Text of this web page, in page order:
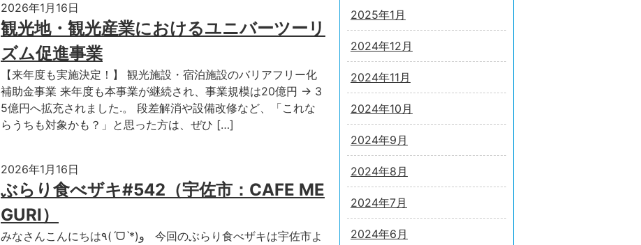
2026年1月16日
観光地・観光産業におけるユニバーツーリ
ズム促進事業
【来年度も実施決定！】 観光施設・宿泊施設のバリアフリー化
補助金事業 来年度も本事業が継続され、事業規模は20億円 → 3
5億円へ拡充されました.。 段差解消や設備改修など、「これな
らうちも対象かも？」と思った方は、ぜひ […]
2026年1月16日
ぶらり食べザキ#542（宇佐市：CAFE ME
GURI）
みなさんこんにちは٩(ˊᗜˋ*)و 今回のぶらり食べザキは宇佐市よ
2025年1月
2024年12月
2024年11月
2024年10月
2024年9月
2024年8月
2024年7月
2024年6月